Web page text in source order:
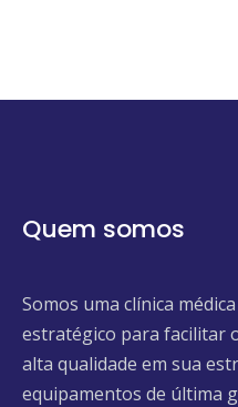
Quem somos
Somos uma clínica
estratégico para facilitar
alta qualidade em sua
equipamentos de última